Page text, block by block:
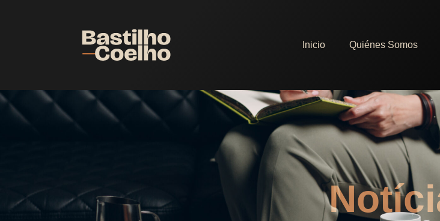
Inicio Quiénes Somos